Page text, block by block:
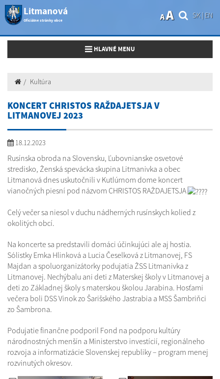
Litmanová
Oficiálne stránky obce
SK| EN
AA
Toggle navigation
HLAVNÉ MENU
Kultúra
KONCERT CHRISTOS RAŽDAJETSJA V
LITMANOVEJ 2023
18.12.2023
Rusínska obroda na Slovensku, Ľubovnianske osvetové
stredisko, Ženská spevácka skupina Litmanivka a obec
Litmanová dnes uskutočnili v Kutlúrnom dome koncert
vianočných piesní pod názvom CHRISTOS RAŽDAJETSJA
Celý večer sa niesol v duchu nádherných rusínskych kolied z
okolitých obcí.
Na koncerte sa predstavili domáci účinkujúci ale aj hostia.
Sólistky Emka Hlinková a Lucia Česelková z Litmanovej, FS
Majdan a spoluorganizátorky podujatia ŽSS Litmanivka z
Litmanovej. Nechýbalu ani deti z Materskej školy v Litmanovej a
deti zo Základnej školy s materskou školou Jarabina. Hosťami
večera boli DSS Vinok zo Šarišského Jastrabia a MSS Šambriňci
zo Šambrona.
Podujatie finančne podporil Fond na podporu kultúry
národnostných menšín a Ministerstvo investícií, regionálneho
rozvoja a informatizácie Slovenskej republiky – program menej
rozvinutých okresov.